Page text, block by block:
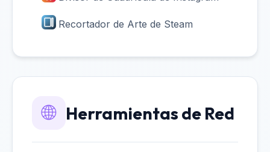
Recortador de Arte de Steam
🌐 Herramientas de Red